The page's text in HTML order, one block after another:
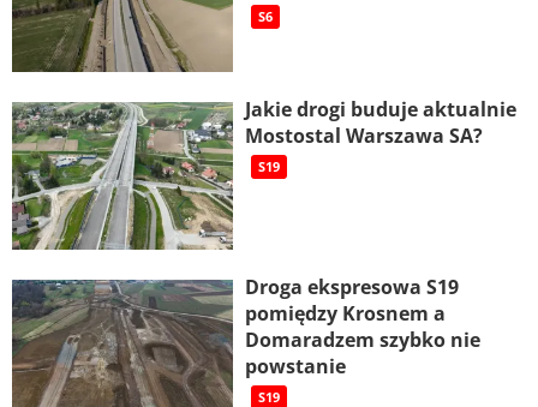
S6
Jakie drogi buduje aktualnie
Mostostal Warszawa SA?
S19
Droga ekspresowa S19
pomiędzy Krosnem a
Domaradzem szybko nie
powstanie
S19